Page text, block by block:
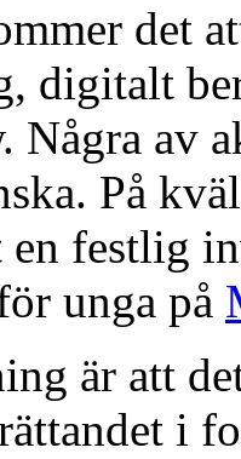
det
digitalt
Några av
På
en festlig
unga på
är att
i